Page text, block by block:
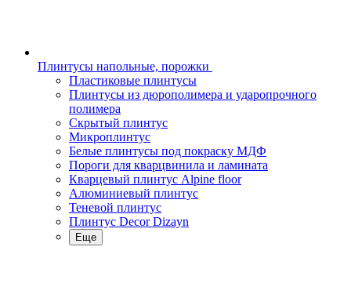
Плинтусы напольные, порожки
Пластиковые плинтусы
Плинтусы из дюрополимера и ударопрочного
полимера
Скрытый плинтус
Микроплинтус
Белые плинтусы под покраску МДФ
Пороги для кварцвинила и ламината
Кварцевый плинтус Alpine floor
Алюминиевый плинтус
Теневой плинтус
Плинтус Decor Dizayn
Еще